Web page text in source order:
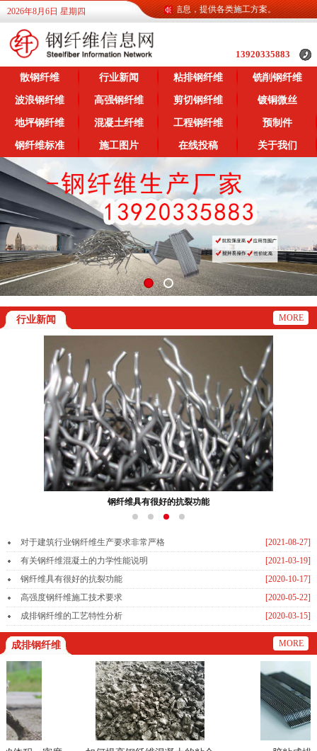
2026年8月6日 星期四
钢纤维信息网为广大客户提供各类钢纤维信息，提供各类施工方案。
13920335883
散钢纤维 行业新闻 粘排钢纤维 铣削钢纤维
波浪钢纤维 高强钢纤维 剪切钢纤维 镀铜微丝
地坪钢纤维 混凝土纤维 工程钢纤维 预制件
钢纤维标准 施工图片 在线投稿 关于我们
行业新闻 MORE
钢纤维具有很好的抗裂功能
[2021-08-27]
对于建筑行业钢纤维生产要求非常严格
[2021-03-19]
有关钢纤维混凝土的力学性能说明
[2020-10-17]
钢纤维具有很好的抗裂功能
[2020-05-22]
高强度钢纤维施工技术要求
[2020-03-15]
成排钢纤维的工艺特性分析
成排钢纤维 MORE